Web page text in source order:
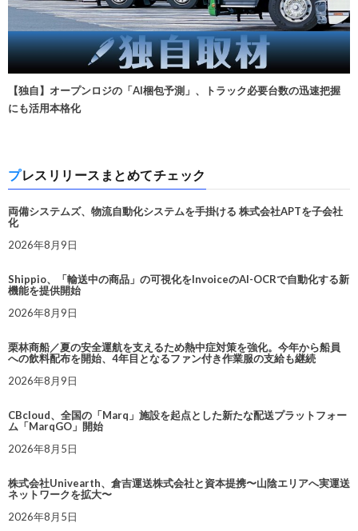
【独自】オープンロジの「AI梱包予測」、トラック必要台数の迅速把握
にも活用本格化
プレスリリースまとめてチェック
両備システムズ、物流自動化システムを手掛ける 株式会社APTを子会社
化
2026年8月9日
Shippio、「輸送中の商品」の可視化をInvoiceのAI-OCRで自動化する新
機能を提供開始
2026年8月9日
栗林商船／夏の安全運航を支えるため熱中症対策を強化。今年から船員
への飲料配布を開始、4年目となるファン付き作業服の支給も継続
2026年8月9日
CBcloud、全国の「Marq」施設を起点とした新たな配送プラットフォー
ム「MarqGO」開始
2026年8月5日
株式会社Univearth、倉吉運送株式会社と資本提携〜山陰エリアへ実運送
ネットワークを拡大〜
2026年8月5日